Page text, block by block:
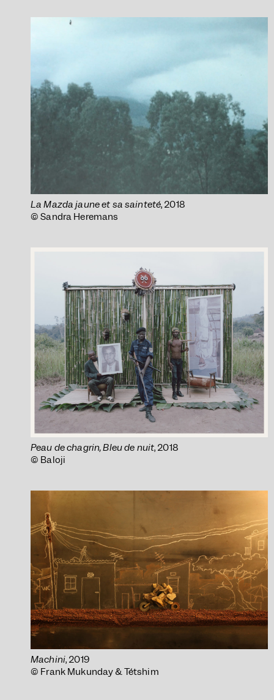
La Mazda jaune et sa sainteté, 2018
© Sandra Heremans
Peau de chagrin, Bleu de nuit, 2018
© Baloji
Machini, 2019
© Frank Mukunday & Tétshim